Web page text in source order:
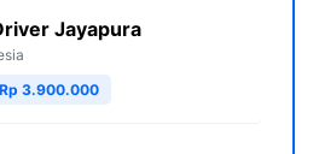
Jayapura
Rp 3.900.000